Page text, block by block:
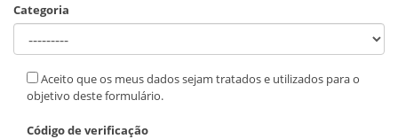
Categoria
Aceito que os meus dados sejam tratados e utilizados para o
objetivo deste formulário.
Código de verificação